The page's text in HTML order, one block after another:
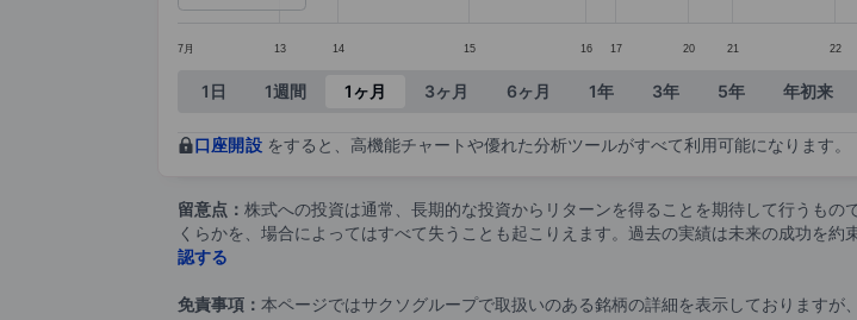
7月 13 14 15 16 17 20 21 22
End of interactive chart.
1日 1週間 1ヶ月 3ヶ月 6ヶ月 1年 3年 5年 年初来
口座開設をすると、高機能チャートや優れた分析ツールがすべて利用可能になります。
留意点： 株式への投資は通常、長期的な投資からリターンを得ることを期待して行うも
くらかを、場合によってはすべて失うことも起こりえます。過去の実績は未来の成功を約
認する
免責事項： 本ページではサクソグループで取扱いのある銘柄の詳細を表示しております